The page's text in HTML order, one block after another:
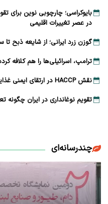
بایوکراسی؛ چارچوبی نوین برای
در عصر تغییرات اقلیمی
گوزن زرد ایرانی؛ از شایعه ذبح
ترامپ، اسرائیلی‌ها را هم کلافه
نقش HACCP در ارتقای ایمنی غذایی و کاهش خطرات تولید
تقویم نوغانداری در ایران
چندرسانه‌ای